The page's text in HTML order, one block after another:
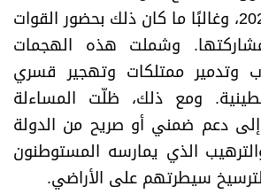
شهريًا في عام 2024، وغالبًا ما كان ذلك بحضور القوات
وشملت هذه الهجمات
وتدمير ممتلكات وتهجير قسري
ومع ذلك، ظلّت المساءلة
دعم ضمني أو صريح من الدولة
الذي يمارسه المستوطنون
سيطرتهم على الأراضي.